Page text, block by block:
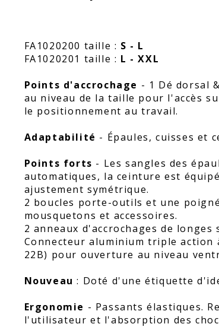
FA1020200 taille : S - L
FA1020201 taille : L - XXL
Points d'accrochage - 1 Dé dorsal
au niveau de la taille pour l'accès
le positionnement au travail.
Adaptabilité - Épaules, cuisses et
Points forts - Les sangles des
automatiques, la ceinture est
ajustement symétrique.
2 boucles porte-outils et une
mousquetons et accessoires.
2 anneaux d'accrochages de longes
Connecteur aluminium triple action
22B) pour ouverture au niveau
Nouveau : Doté d'une étiquette
Ergonomie - Passants élastiques.
l'utilisateur et l'absorption des